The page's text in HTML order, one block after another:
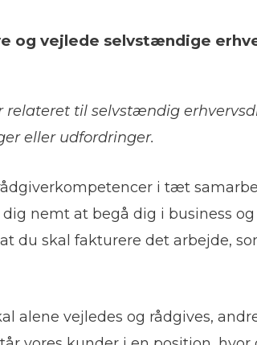
og vejlede selvstændige
til selvstændig
eller udfordringer.
i tæt
nemt at begå dig i business
skal fakturere det arbejde,
alene vejledes og rådgives,